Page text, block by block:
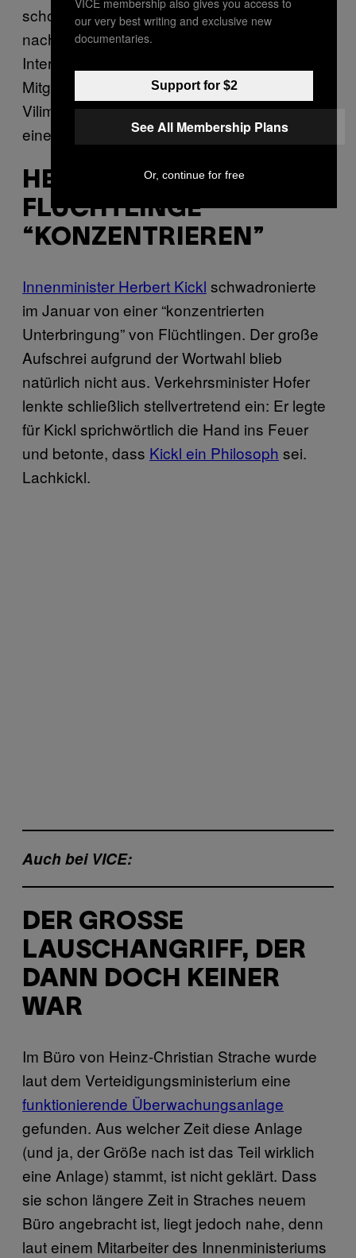
schockiert. Letzten Endes legte Landbauer
nach einem kurzen “Jetzt erst recht”-
Intermezzo seine Ämter zurück und stellte die
Mitgliedschaft in der Burschenschaft ruhend.
Vilimsky bezeichnete Landbauer als “Opfer
einer medialen Hetze”.
HERBERT KICKL WILL
FLÜCHTLINGE
“KONZENTRIEREN”
Innenminister Herbert Kickl schwadronierte
im Januar von einer “konzentrierten
Unterbringung” von Flüchtlingen. Der große
Aufschrei aufgrund der Wortwahl blieb
natürlich nicht aus. Verkehrsminister Hofer
lenkte schließlich stellvertretend ein: Er legte
für Kickl sprichwörtlich die Hand ins Feuer
und betonte, dass Kickl ein Philosoph sei.
Lachkickl.
Auch bei VICE:
DER GROSSE L
AUSCHANGRIFF, DER D
ANN DOCH KEINER W
AR
Im Büro von Heinz-Christian Strache wurde
laut dem Verteidigungsministerium eine
funktionierende Überwachungsanlage
gefunden. Aus welcher Zeit diese Anlage
(und ja, der Größe nach ist das Teil wirklich
eine Anlage) stammt, ist nicht geklärt. Dass
sie schon längere Zeit in Straches neuem
Büro angebracht ist, liegt jedoch nahe, denn
laut einem Mitarbeiter des Innenministeriums
our very best writing and exclusive new
documentaries.
Support for $2
See All Membership Plans
Or, continue for free